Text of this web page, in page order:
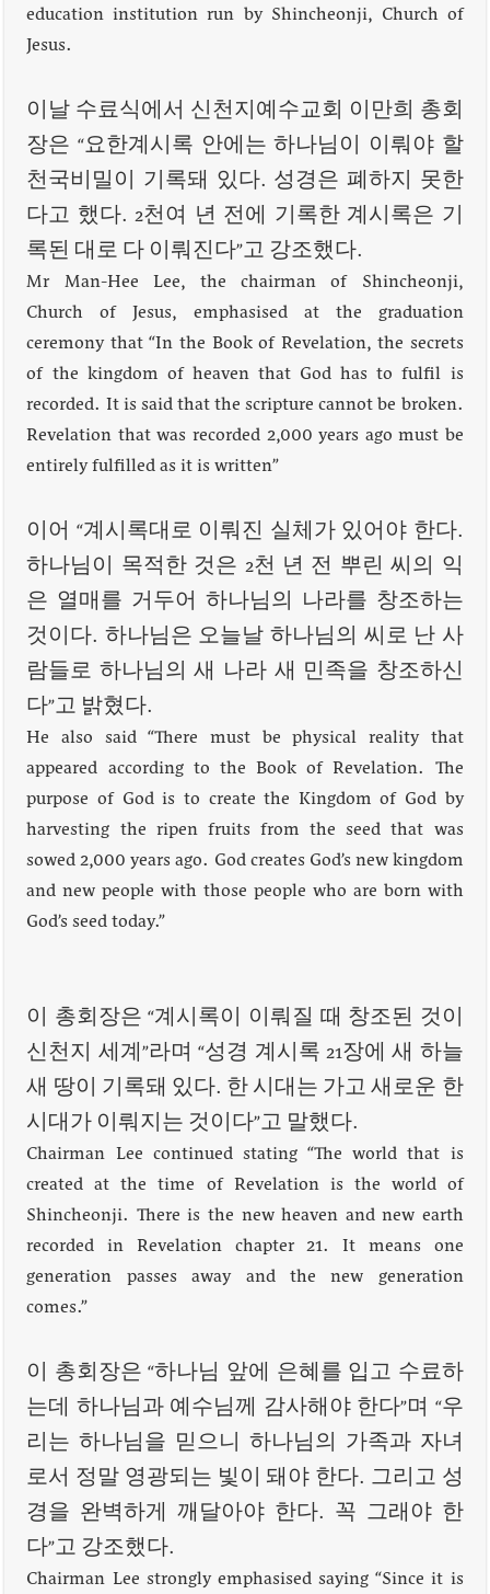
education institution run by Shincheonji, Church of
Jesus.
이날 수료식에서 신천지예수교회 이만희 총회
장은 “요한계시록 안에는 하나님이 이뤄야 할
천국비밀이 기록돼 있다. 성경은 폐하지 못한
다고 했다. 2천여 년 전에 기록한 계시록은 기
록된 대로 다 이뤄진다”고 강조했다.
Mr Man-Hee Lee, the chairman of Shincheonji,
Church of Jesus, emphasised at the graduation
ceremony that “In the Book of Revelation, the secrets
of the kingdom of heaven that God has to fulfil is
recorded. It is said that the scripture cannot be broken.
Revelation that was recorded 2,000 years ago must be
entirely fulfilled as it is written”
이어 “계시록대로 이뤄진 실체가 있어야 한다.
하나님이 목적한 것은 2천 년 전 뿌린 씨의 익
은 열매를 거두어 하나님의 나라를 창조하는
것이다. 하나님은 오늘날 하나님의 씨로 난 사
람들로 하나님의 새 나라 새 민족을 창조하신
다”고 밝혔다.
He also said “There must be physical reality that
appeared according to the Book of Revelation. The
purpose of God is to create the Kingdom of God by
harvesting the ripen fruits from the seed that was
sowed 2,000 years ago. God creates God’s new kingdom
and new people with those people who are born with
God’s seed today.”
이 총회장은 “계시록이 이뤄질 때 창조된 것이
신천지 세계”라며 “성경 계시록 21장에 새 하늘
새 땅이 기록돼 있다. 한 시대는 가고 새로운 한
시대가 이뤄지는 것이다”고 말했다.
Chairman Lee continued stating “The world that is
created at the time of Revelation is the world of
Shincheonji. There is the new heaven and new earth
recorded in Revelation chapter 21. It means one
generation passes away and the new generation
comes.”
이 총회장은 “하나님 앞에 은혜를 입고 수료하
는데 하나님과 예수님께 감사해야 한다”며 “우
리는 하나님을 믿으니 하나님의 가족과 자녀
로서 정말 영광되는 빛이 돼야 한다. 그리고 성
경을 완벽하게 깨달아야 한다. 꼭 그래야 한
다”고 강조했다.
Chairman Lee strongly emphasised saying “Since it is